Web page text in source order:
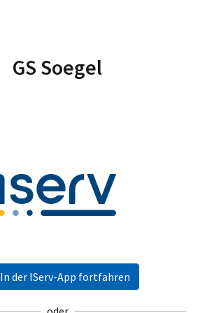
GS Soegel
In der IServ-App fortfahren